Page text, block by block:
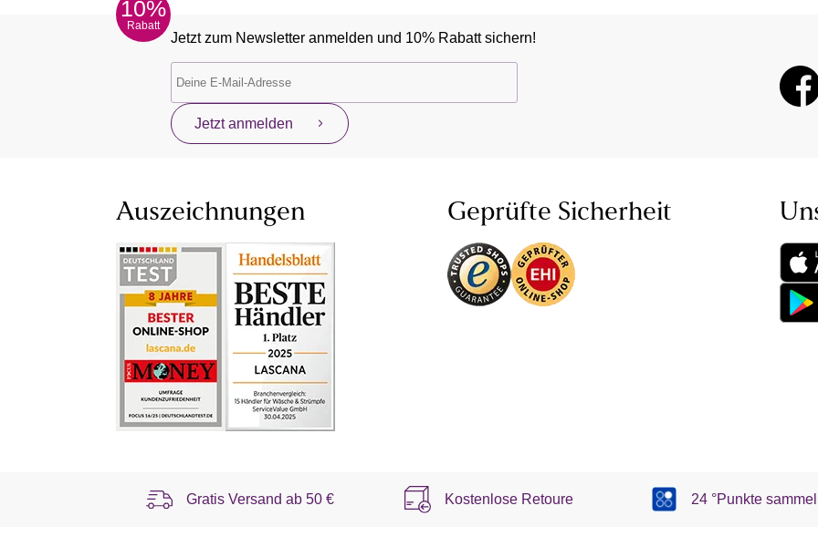
10%
Rabatt
Jetzt zum Newsletter anmelden und 10% Rabatt sichern!
Jetzt anmelden
Auszeichnungen Geprüfte Sicherheit
Gratis Versand ab50 € Kostenlose Retoure 24 °Punkte